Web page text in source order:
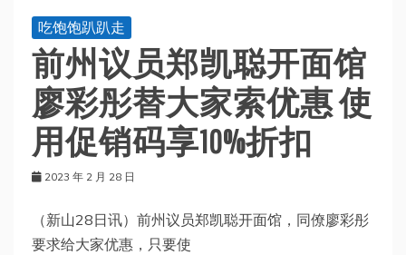
吃饱饱趴趴走
前州议员郑凯聪开面馆
廖彩彤替大家索优惠 使
用促销码享10%折扣
2023 年 2 月 28 日
（新山28日讯）前州议员郑凯聪开面馆，同僚廖彩彤
要求给大家优惠，只要使